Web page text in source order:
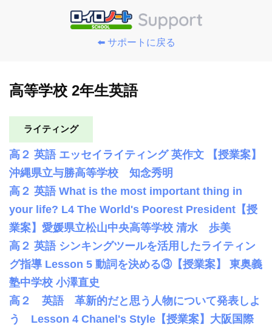
⬅️ サポートに戻る
高等学校 2年生英語
ライティング
高２ 英語 エッセイライティング 英作文 【授業案】
沖縄県立与勝高等学校 知念秀明
高２ 英語 What is the most important thing in
your life? L4 The World's Poorest President【授
業案】愛媛県立松山中央高等学校 清水 歩美
高２ 英語 シンキングツールを活用したライティン
グ指導 Lesson 5 動詞を決める③【授業案】 東奥義
塾中学校 小澤直史
高２ 英語 革新的だと思う人物について発表しよ
う Lesson 4 Chanel's Style【授業案】大阪国際